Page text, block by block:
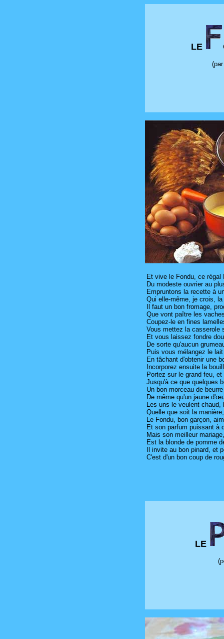
LE
Et vive le Fondu, ce régal
Du modeste ouvrier au
Empruntons la recette à
Qui elle-même, je crois,
Il faut un bon fromage,
Que vont paître les
Coupez-le en fines
Vous mettez la casserole
Et vous laissez fondre
De sorte qu'aucun
Puis vous mélangez le
En tâchant d'obtenir une
Incorporez ensuite la
Portez sur le grand feu,
Jusqu'à ce que quelques
Un bon morceau de
De même qu'un jaune
Les uns le veulent
Quelle que soit la
Le Fondu, bon garçon,
Et son parfum puissant à
Mais son meilleur
Est la blonde de pomme
Il invite au bon pinard, et
C'est d'un bon coup de
LE